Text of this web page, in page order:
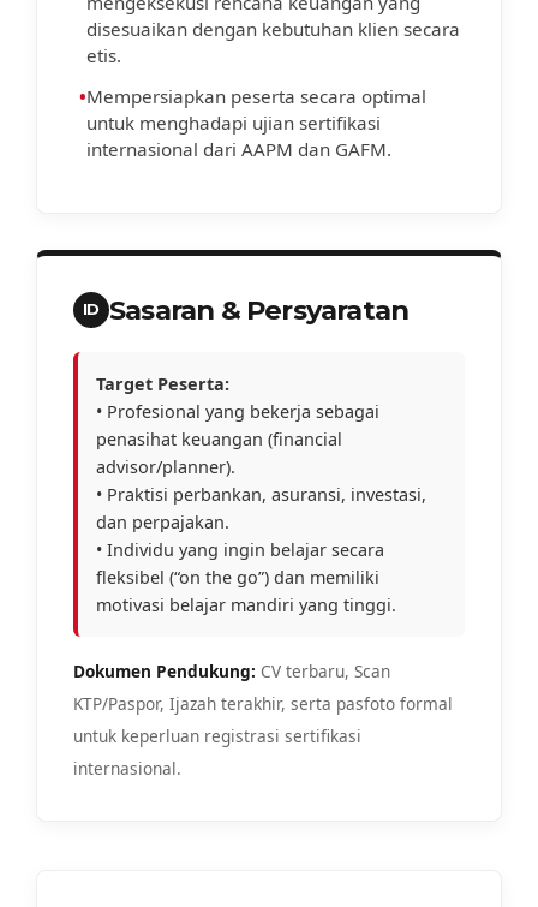
disesuaikan dengan kebutuhan klien secara
etis.
•Mempersiapkan peserta secara optimal
untuk menghadapi ujian sertifikasi
internasional dari AAPM dan GAFM.
ID Sasaran & Persyaratan
Target Peserta:
• Profesional yang bekerja sebagai
penasihat keuangan (financial
advisor/planner).
• Praktisi perbankan, asuransi, investasi,
dan perpajakan.
• Individu yang ingin belajar secara
fleksibel (“on the go”) dan memiliki
motivasi belajar mandiri yang tinggi.
Dokumen Pendukung: CV terbaru, Scan
KTP/Paspor, Ijazah terakhir, serta pasfoto formal
untuk keperluan registrasi sertifikasi
internasional.